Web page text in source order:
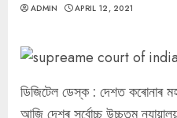
ADMIN APRIL 12, 2021
ডিজিটেল ডেস্ক : দেশত কৰোনাৰ
আজি দেশৰ সৰ্বোচ্চ উচ্চতম